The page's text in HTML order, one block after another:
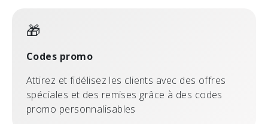
🎁
Codes promo
Attirez et fidélisez les clients avec des offres
spéciales et des remises grâce à des codes
promo personnalisables